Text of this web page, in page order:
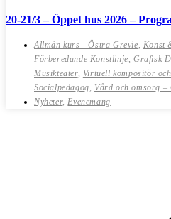
20-21/3 – Öppet hus 2026 –
Allmän kurs - Östra Grevie, Konst
Förberedande Konstlinje,Grafisk
Musikteater, Virtuell kompositör
Socialpedagog, Vård och omsorg –
Nyheter,Evenemang